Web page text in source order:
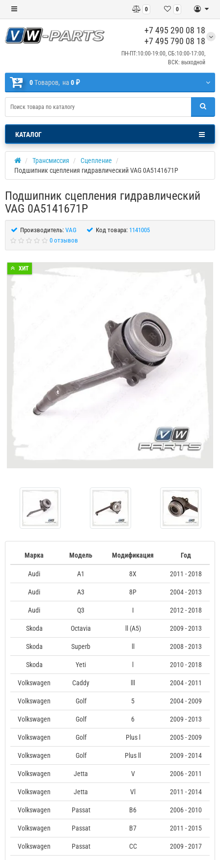
0
0
+7 495 290 08 18
+7 495 790 08 18
ПН-ПТ:10:00-19:00, СБ:10:00-17:00,
ВСК: выходной
0Tоваров, на 0 ₽
КАТАЛОГ
Трансмиссия
Сцепление
Подшипник сцепления гидравлический VAG 0A5141671P
Подшипник сцепления гидравлический
VAG 0A5141671P
Производитель: VAG Код товара: 1141005
0 отзывов
ХИТ
Марка Модель Модификация Год
Audi A1 8X 2011 - 2018
Audi A3 8P 2004 - 2013
Audi Q3 I 2012 - 2018
Skoda Octavia ll (A5) 2009 - 2013
Skoda Superb 2008 - 2013
Skoda Yeti 2010 - 2018
Volkswagen Caddy 2004 - 2011
Volkswagen Golf 5 2004 - 2009
Volkswagen Golf 6 2009 - 2013
Volkswagen Golf Plus l 2005 - 2009
Volkswagen Golf Plus ll 2009 - 2014
Volkswagen Jetta V 2006 - 2011
Volkswagen Jetta Vl 2011 - 2014
Volkswagen Passat B6 2006 - 2010
Volkswagen Passat B7 2011 - 2015
Volkswagen Passat CC 2009 - 2017